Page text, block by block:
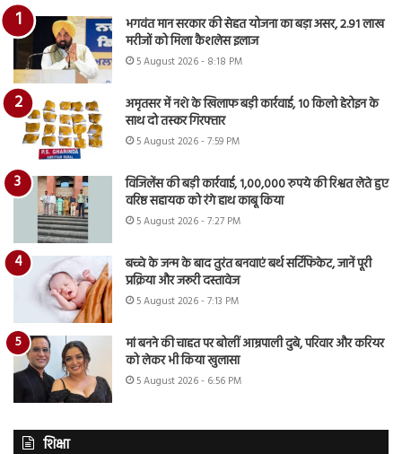
भगवंत मान सरकार की सेहत योजना का बड़ा असर, 2.91 लाख
मरीजों को मिला कैशलेस इलाज
5 August 2026 - 8:18 PM
अमृतसर में नशे के खिलाफ बड़ी कार्रवाई, 10 किलो हेरोइन के
साथ दो तस्कर गिरफ्तार
5 August 2026 - 7:59 PM
विजिलेंस की बड़ी कार्रवाई, 1,00,000 रुपये की रिश्वत लेते हुए
वरिष्ठ सहायक को रंगे हाथ काबू किया
5 August 2026 - 7:27 PM
बच्चे के जन्म के बाद तुरंत बनवाएं बर्थ सर्टिफिकेट, जानें पूरी
प्रक्रिया और जरूरी दस्तावेज
5 August 2026 - 7:13 PM
मां बनने की चाहत पर बोलीं आम्रपाली दुबे, परिवार और करियर
को लेकर भी किया खुलासा
5 August 2026 - 6:56 PM
शिक्षा